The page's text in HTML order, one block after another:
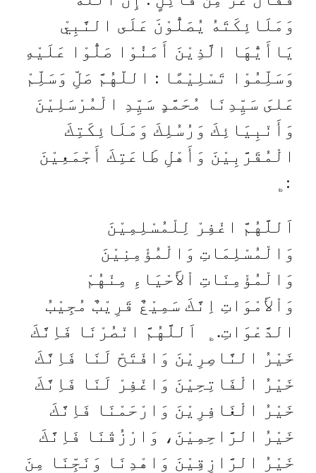
وَمَلَائِكَتَهُ يُصَلُّوْنَ عَلَى النَّبِيْ
يَاأَيُّهَا الَّذِيْنَ أَمَنُوْا صَلُّوْا عَلَيْهِ
وَسَلِّمُوْا تَسْلِيْمًا : اللّهُمَّ صَلِّ وَسَلِّمْ
عَلىَ سَيِّدِنَا مُحَمَّدٍ سَيِّدِ الْمُرْسَلِيْنَ
وَأَنْبِيَائِكَ وَرُسُلِكَ وَمَلَائِكَتِكَ
الْمُقَرَّبِيْنَ وَأَهْلِ طَاعَتِكَ أَجْمَعِيْنَ
اَللَّهُمَّ اغْفِرْ لِلْمُسْلِمِيْنَ
وَالْمُسْلِمَاتِ وَالْمُؤْمِنِيْنَ
وَالْمُؤْمِنَاتِ اْلأَحْيَاءِ مِنْهُمْ
وَاْلأَمْوَاتِ اِنَّكَ سَمِيْعٌ قَرِيْبٌ مُجِيْبُ
الدَّعْوَاتِ.﯁ اَللَّهُمَّ انْصُرْنَا فَاِنَّكَ
خَيْرُ النَّاصِرِيْنَ وَافْتَحْ لَنَا فَاِنَّكَ
خَيْرُ الْفَاتِحِيْنَ وَاغْفِرْ لَنَا فَاِنَّكَ
خَيْرُ الْغَافِرِيْنَ وَارْحَمْنَا فَاِنَّكَ
خَيْرُ الرَّاحِمِيْنَ، وَارْزُقْنَا فَاِنَّكَ
خَيْرُ الرَّازِقِيْنَ وَاهْدِنَا وَنَجِّنَا مِنَ